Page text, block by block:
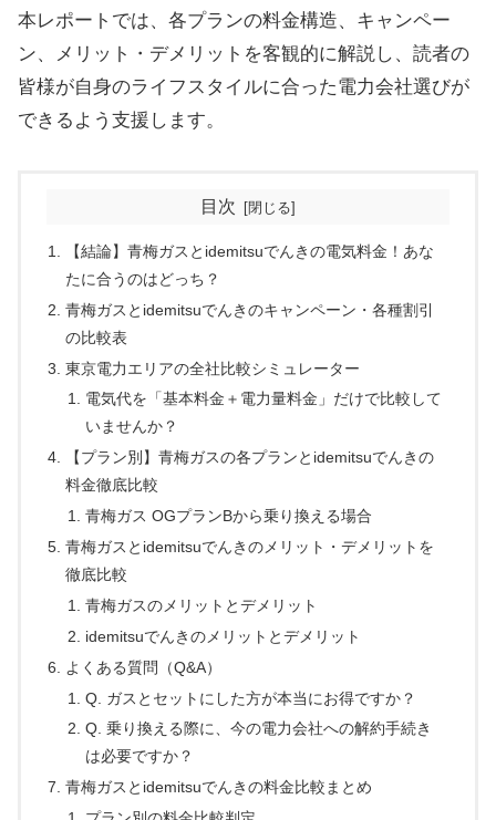
本レポートでは、各プランの料金構造、キャンペー
ン、メリット・デメリットを客観的に解説し、読者の
皆様が自身のライフスタイルに合った電力会社選びが
できるよう支援します。
目次
【結論】青梅ガスとidemitsuでんきの電気料金！あな
たに合うのはどっち？
青梅ガスとidemitsuでんきのキャンペーン・各種割引
の比較表
東京電力エリアの全社比較シミュレーター
電気代を「基本料金＋電力量料金」だけで比較して
いませんか？
【プラン別】青梅ガスの各プランとidemitsuでんきの
料金徹底比較
青梅ガス OGプランBから乗り換える場合
青梅ガスとidemitsuでんきのメリット・デメリットを
徹底比較
青梅ガスのメリットとデメリット
idemitsuでんきのメリットとデメリット
よくある質問（Q&A）
Q. ガスとセットにした方が本当にお得ですか？
Q. 乗り換える際に、今の電力会社への解約手続き
は必要ですか？
青梅ガスとidemitsuでんきの料金比較まとめ